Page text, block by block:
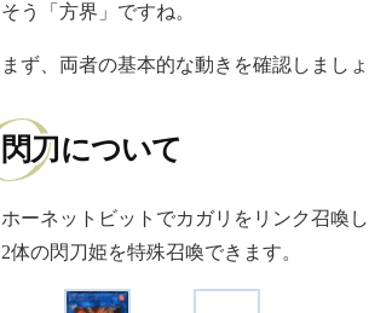
そう「方界」ですね。
まず、両者の基本的な動きを確認しましょ
閃刀について
ホーネットビットでカガリをリンク召喚
2体の閃刀姫を特殊召喚できます。